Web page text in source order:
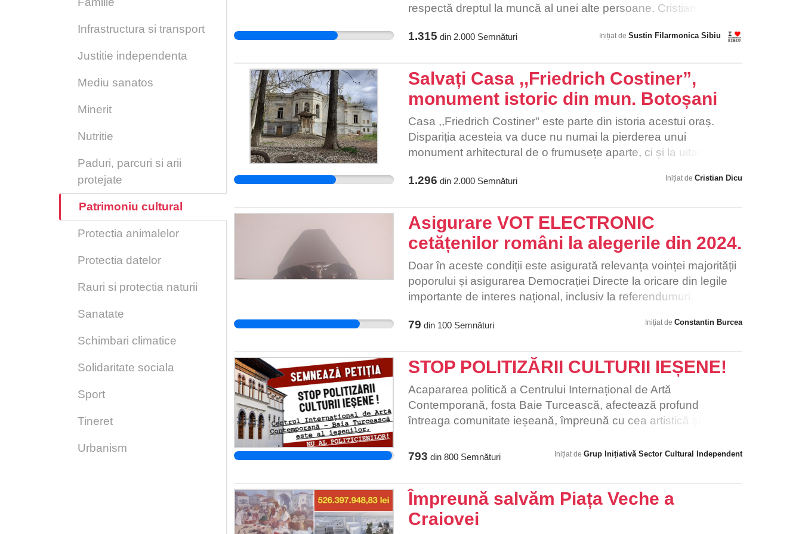
Infrastructura si transport
Justitie independenta
Mediu sanatos
Minerit
Nutritie
Paduri, parcuri si arii
protejate
Patrimoniu cultural
Protectia animalelor
Protectia datelor
Rauri si protectia naturii
Sanatate
Schimbari climatice
Solidaritate sociala
Sport
Tineret
Urbanism
reparațiile de urgență.
respectă dreptul la muncă al unei alte persoane. Cristian Lupeș
Filarmonica de Stat Sibiu a devenit mai cunoscută ca niciodată.
mod ilegal. Instituțiile de cultură nu trebuie politizate.
1.315 din 2.000Semnături Inițiat de Sustin Filarmonica Sibiu
Salvați Casa ,,Friedrich Costiner”,
monument istoric din mun. Botoșani
Casa ,,Friedrich Costiner" este parte din istoria acestui oraș.
Dispariția acesteia va duce nu numai la pierderea unui
monument arhitectural de o frumusețe aparte, ci și la uitarea in
1.296 din 2.000Semnături Inițiat de Cristian Dicu
Asigurare VOT ELECTRONIC
cetățenilor români la alegerile din 2024.
Doar în aceste condiții este asigurată relevanța voinței majorității
poporului și asigurarea Democrației Directe la oricare din legile
importante de interes național, inclusiv la referendumuri.
79 din 100Semnături Inițiat de Constantin Burcea
STOP POLITIZĂRII CULTURII IEȘENE!
Acapararea politică a Centrului Internațional de Artă
Contemporană, fosta Baie Turcească, afectează profund
întreaga comunitate ieșeană, împreună cu cea artistică și
important de dezvoltare culturală, prin rolul esențial pe care o
Institutul Național de Cercetare și Formare Culturală, a exclus
Iașul din top 10 al orașelor cu performanțe culturale. De
asemenea, în cel mai recent studiu “Cultural and Creative Cities
793 din 800Semnături Inițiat de Grup Inițiativă Sector Cultural Independent
Împreună salvăm Piața Veche a
Craiovei